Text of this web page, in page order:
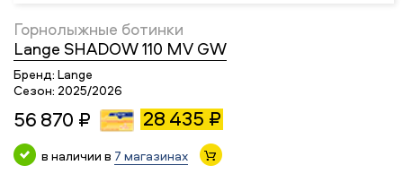
Горнолыжные ботинки
Lange SHADOW 110 MV GW
Бренд: Lange
Сезон: 2025/2026
56 870 ₽ 28 435 ₽
в наличии в 7 магазинах